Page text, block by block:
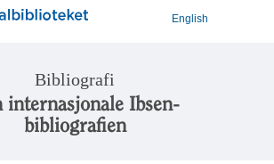
English
Bibliografi
internasjonale Ibsen-
bibliografien